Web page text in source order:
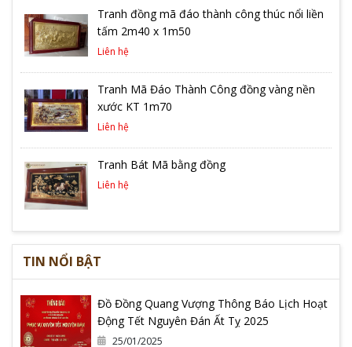
Tranh đồng mã đáo thành công thúc nổi liền
tấm 2m40 x 1m50
Liên hệ
Tranh Mã Đáo Thành Công đồng vàng nền
xước KT 1m70
Liên hệ
Tranh Bát Mã bằng đồng
Liên hệ
TIN NỔI BẬT
Đồ Đồng Quang Vượng Thông Báo Lịch Hoạt
Động Tết Nguyên Đán Ất Tỵ 2025
25/01/2025